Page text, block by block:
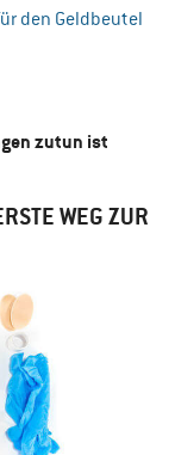
den Geldbeutel
zutun ist
WEG ZUR